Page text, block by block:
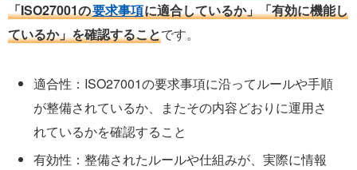
「ISO27001の要求事項に適合しているか」「有効に機能し
ているか」を確認することです。
適合性：ISO27001の要求事項に沿ってルールや手順
が整備されているか、またその内容どおりに運用さ
れているかを確認すること
有効性：整備されたルールや仕組みが、実際に情報